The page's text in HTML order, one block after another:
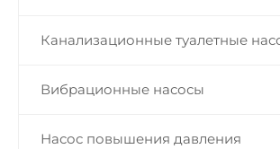
Канализационные туалетные
Вибрационные насосы
Насос повышения давления